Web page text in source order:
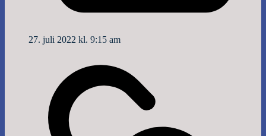
27. juli 2022 kl. 9:15 am